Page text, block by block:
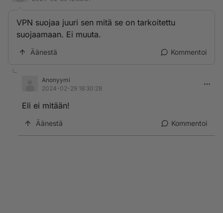
VPN suojaa juuri sen mitä se on tarkoitettu
suojaamaan. Ei muuta.
Äänestä Kommentoi
Anonyymi
2024-02-29 18:30:28
Eli ei mitään!
Äänestä Kommentoi